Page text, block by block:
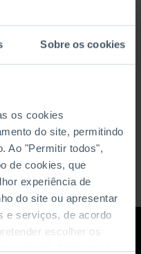
Sobre os cookies
os cookies
do site, permitindo
Ao "Permitir todos",
de cookies, que
experiência de
do site ou apresentar
e serviços, de acordo
escolher os